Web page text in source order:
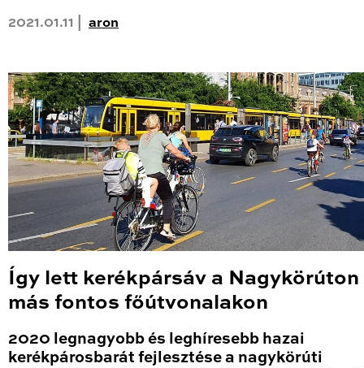
2021.01.11 | aron
Így lett kerékpársáv a Nagykörúton
más fontos főútvonalakon
2020 legnagyobb és leghíresebb hazai
kerékpárosbarát fejlesztése a nagykörúti